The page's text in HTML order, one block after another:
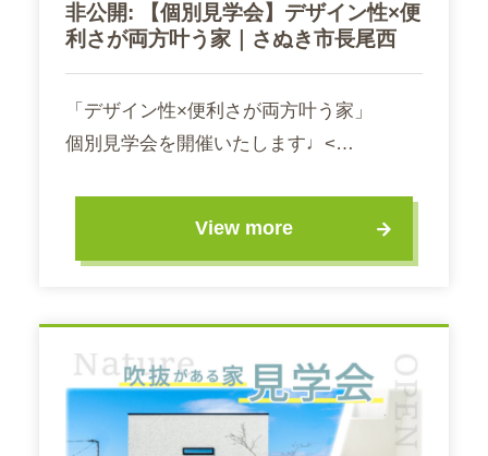
非公開: 【個別見学会】デザイン性×便
利さが両方叶う家｜さぬき市長尾西
「デザイン性×便利さが両方叶う家」
個別見学会を開催いたします♩<…
View more